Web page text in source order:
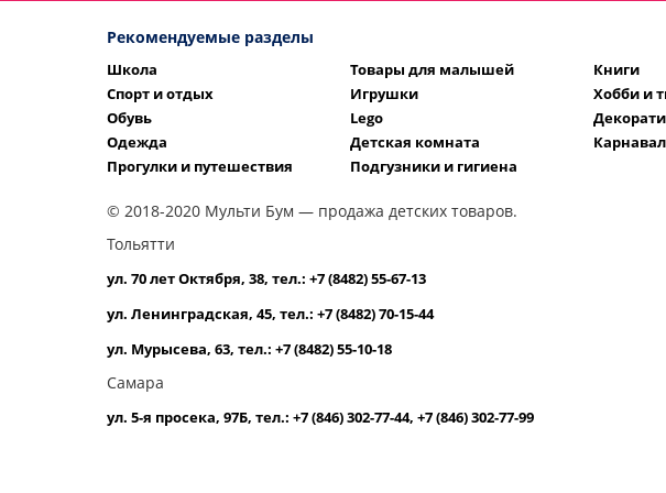
Рекомендуемые разделы
Школа
Спорт и отдых
Обувь
Одежда
Прогулки и путешествия
Товары для малышей
Игрушки
Lego
Детская комната
Подгузники и гигиена
Книги
Хобби и
© 2018-2020 Мульти Бум — продажа детских товаров.
Тольятти
ул. 70 лет Октября, 38, тел.: +7 (8482) 55-67-13
ул. Ленинградская, 45, тел.: +7 (8482) 70-15-44
ул. Мурысева, 63, тел.: +7 (8482) 55-10-18
Самара
ул. 5-я просека, 97Б, тел.: +7 (846) 302-77-44, +7 (846) 302-77-99